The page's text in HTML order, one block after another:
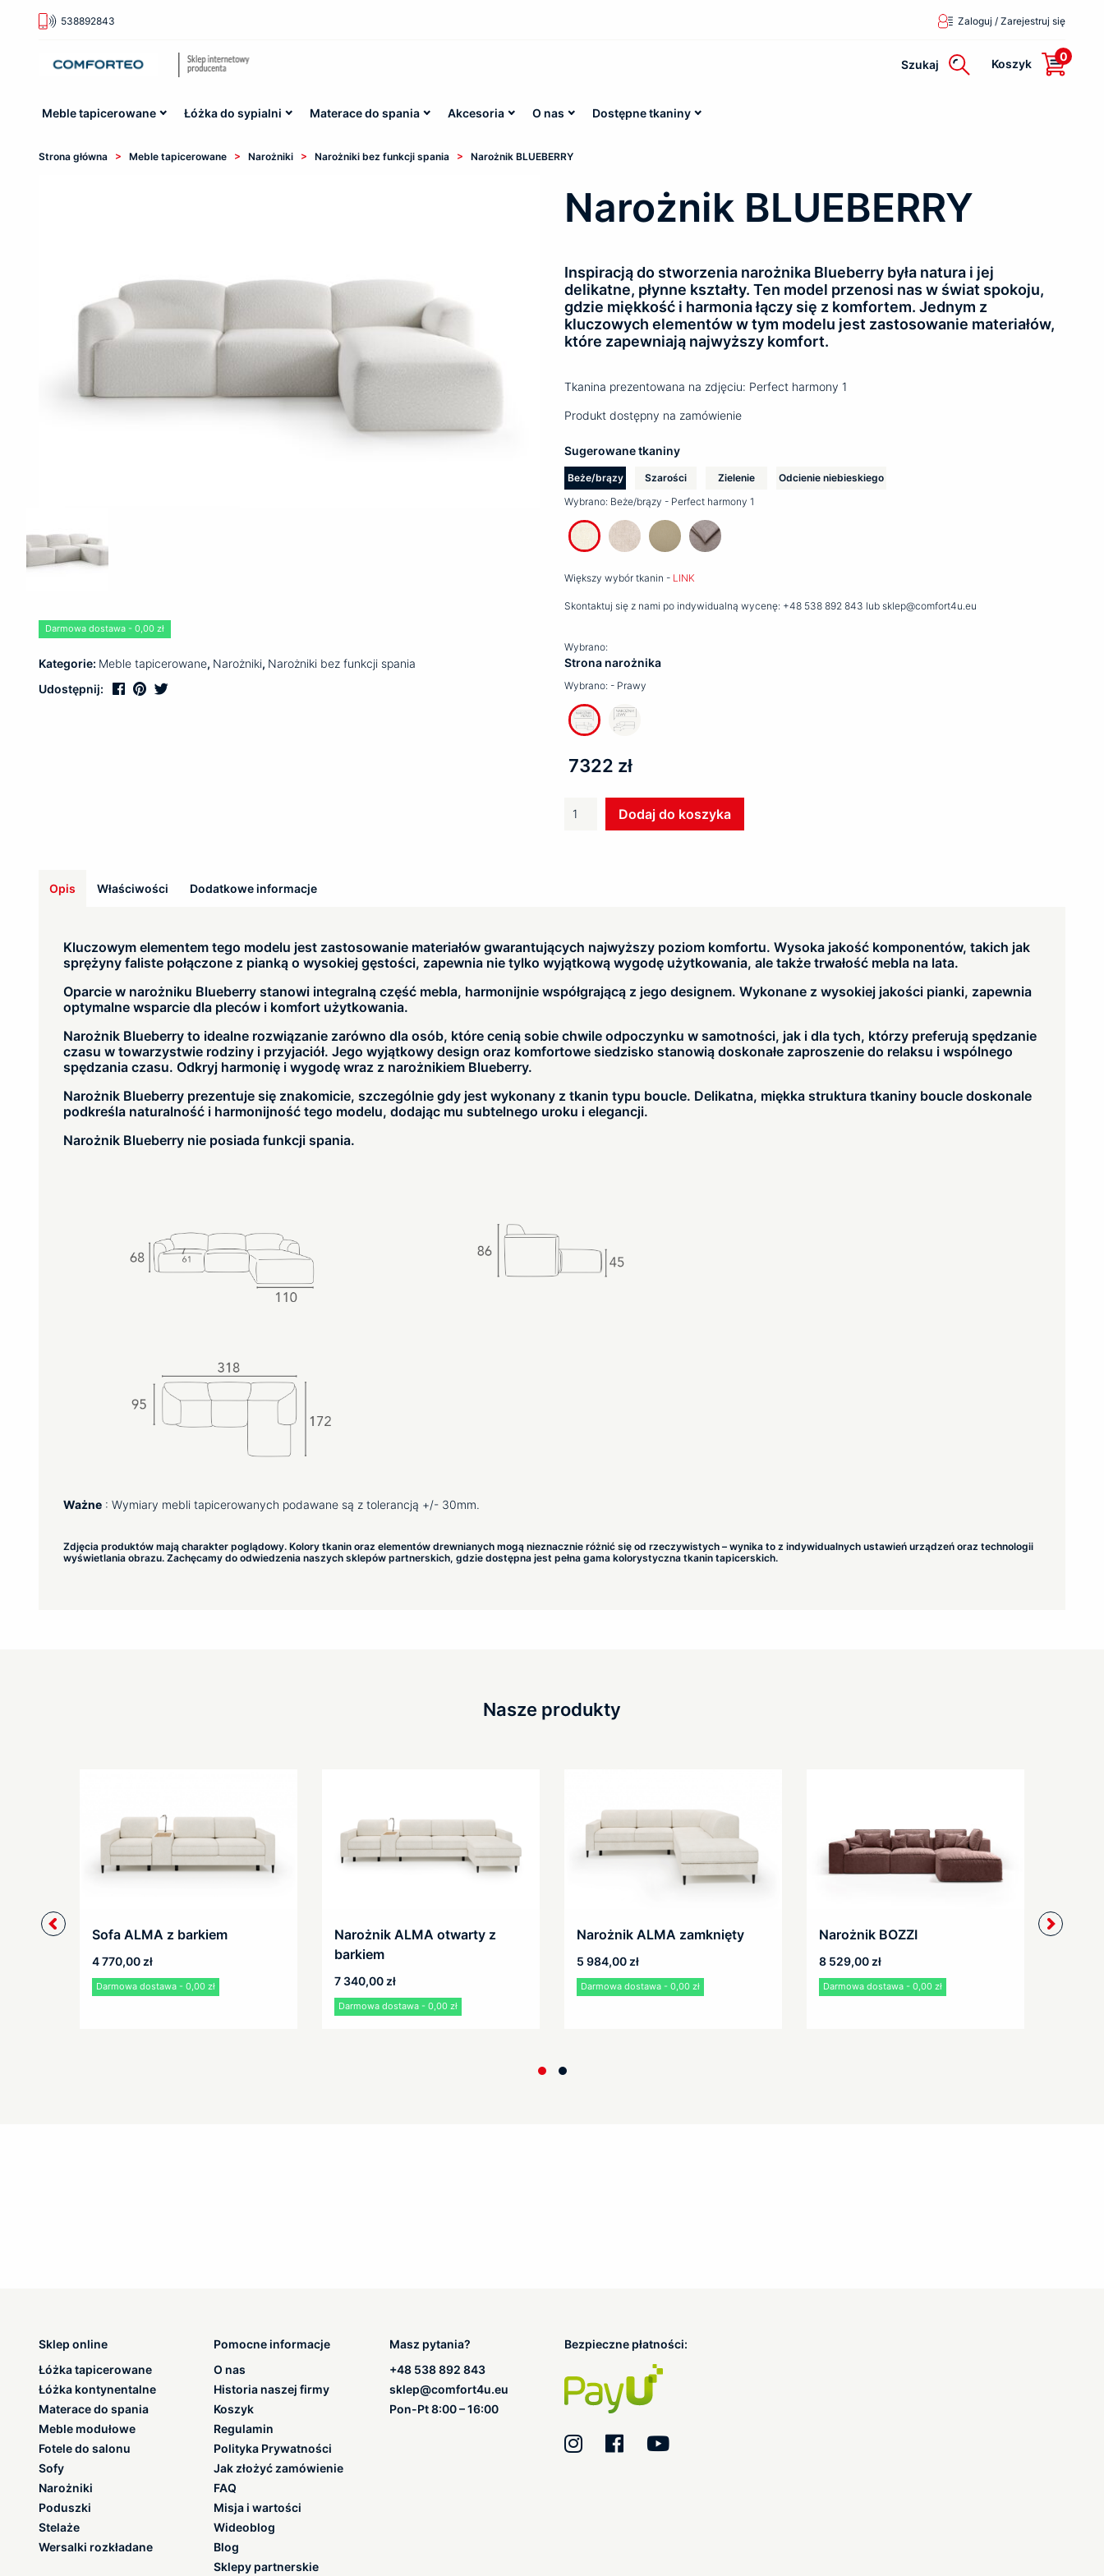
538892843 Zaloguj / Zarejestruj się
Szukaj Koszyk
0
Meble tapicerowane Łóżka do sypialni Materace do spania Akcesoria O nas Dostępne tkaniny
Strona główna > Meble tapicerowane > Narożniki > Narożniki bez funkcji spania > Narożnik BLUEBERRY
Darmowa dostawa - 0,00 zł
Kategorie: Meble tapicerowane, Narożniki, Narożniki bez funkcji spania
Udostępnij:
Narożnik BLUEBERRY
Inspiracją do stworzenia narożnika Blueberry była natura i jej
delikatne, płynne kształty. Ten model przenosi nas w świat spokoju,
gdzie miękkość i harmonia łączy się z komfortem. Jednym z
kluczowych elementów w tym modelu jest zastosowanie materiałów,
które zapewniają najwyższy komfort.
Tkanina prezentowana na zdjęciu: Perfect harmony 1
Produkt dostępny na zamówienie
Sugerowane tkaniny
Beże/brązy Szarości Zielenie
Odcienie niebieskiego
Wybrano: Beże/brązy - Perfect harmony 1
Większy wybór tkanin - LINK
Skontaktuj się z nami po indywidualną wycenę: +48 538 892 843 lub sklep@comfort4u.eu
Wybrano:
Strona narożnika
Wybrano: - Prawy
7322 zł
Narożnik
Dodaj do koszyka
Opis Właściwości Dodatkowe informacje
Kluczowym elementem tego modelu jest zastosowanie materiałów gwarantujących najwyższy poziom komfortu. Wysoka jakość komponentów, takich jak
sprężyny faliste połączone z pianką o wysokiej gęstości, zapewnia nie tylko wyjątkową wygodę użytkowania, ale także trwałość mebla na lata.
Oparcie w narożniku Blueberry stanowi integralną część mebla, harmonijnie współgrającą z jego designem. Wykonane z wysokiej jakości pianki, zapewnia
optymalne wsparcie dla pleców i komfort użytkowania.
Narożnik Blueberry to idealne rozwiązanie zarówno dla osób, które cenią sobie chwile odpoczynku w samotności, jak i dla tych, którzy preferują spędzanie
czasu w towarzystwie rodziny i przyjaciół. Jego wyjątkowy design oraz komfortowe siedzisko stanowią doskonałe zaproszenie do relaksu i wspólnego
spędzania czasu. Odkryj harmonię i wygodę wraz z narożnikiem Blueberry.
Narożnik Blueberry prezentuje się znakomicie, szczególnie gdy jest wykonany z tkanin typu boucle. Delikatna, miękka struktura tkaniny boucle doskonale
podkreśla naturalność i harmonijność tego modelu, dodając mu subtelnego uroku i elegancji.
Narożnik Blueberry nie posiada funkcji spania.
Ważne : Wymiary mebli tapicerowanych podawane są z tolerancją +/- 30mm.
Zdjęcia produktów mają charakter poglądowy. Kolory tkanin oraz elementów drewnianych mogą nieznacznie różnić się od rzeczywistych – wynika to z indywidualnych ustawień urządzeń oraz technologii
wyświetlania obrazu. Zachęcamy do odwiedzenia naszych sklepów partnerskich, gdzie dostępna jest pełna gama kolorystyczna tkanin tapicerskich.
Nasze produkty
Sofa ALMA z barkiem
4 770,00 zł
Darmowa dostawa - 0,00 zł
Narożnik ALMA otwarty z
barkiem
7 340,00 zł
Darmowa dostawa - 0,00 zł
Narożnik ALMA zamknięty
5 984,00 zł
Darmowa dostawa - 0,00 zł
Narożnik BOZZI
8 529,00 zł
Darmowa dostawa - 0,00 zł
Sklep online
Łóżka tapicerowane
Łóżka kontynentalne
Materace do spania
Meble modułowe
Fotele do salonu
Sofy
Narożniki
Poduszki
Stelaże
Wersalki rozkładane
Pomocne informacje
O nas
Historia naszej firmy
Koszyk
Regulamin
Polityka Prywatności
Jak złożyć zamówienie
FAQ
Misja i wartości
Wideoblog
Blog
Sklepy partnerskie
Masz pytania?
+48 538 892 843
sklep@comfort4u.eu
Pon-Pt 8:00 – 16:00
Bezpieczne płatności: